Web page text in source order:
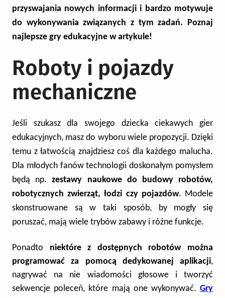
przyswajania nowych informacji i bardzo motywuje
do wykonywania związanych z tym zadań. Poznaj
najlepsze gry edukacyjne w artykule!
Roboty i pojazdy
mechaniczne
Jeśli szukasz dla swojego dziecka ciekawych gier
edukacyjnych, masz do wyboru wiele propozycji. Dzięki
temu z łatwością znajdziesz coś dla każdego malucha.
Dla młodych fanów technologii doskonałym pomysłem
będą np.zestawy naukowe do budowy robotów,
robotycznych zwierząt, łodzi czy pojazdów. Modele
skonstruowane są w taki sposób, by mogły się
poruszać, mają wiele trybów zabawy i różne funkcje.
Ponadto niektóre z dostępnych robotów można
programować za pomocą dedykowanej aplikacji,
nagrywać na nie wiadomości głosowe i tworzyć
sekwencje poleceń, które mają one wykonywać. Gry